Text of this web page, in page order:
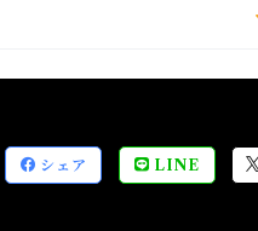
シェア LINE